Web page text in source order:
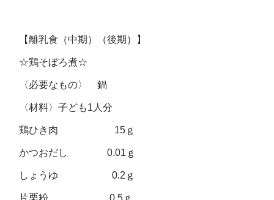
【離乳食（中期）（後期）】
☆鶏そぼろ煮☆
〈必要なもの〉 鍋
〈材料〉子ども1人分
鶏ひき肉 15ｇ
かつおだし 0.01ｇ
しょうゆ 0.2ｇ
片栗粉 0.5ｇ